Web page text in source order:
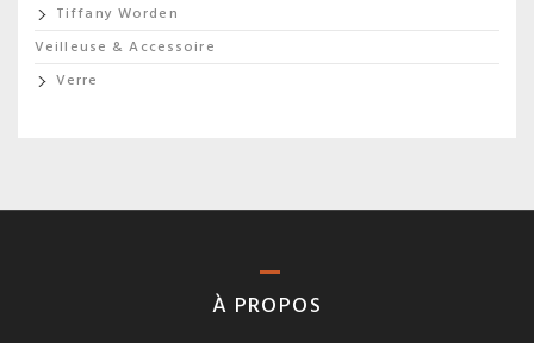
Tiffany Worden
Veilleuse & Accessoire
Verre
À PROPOS